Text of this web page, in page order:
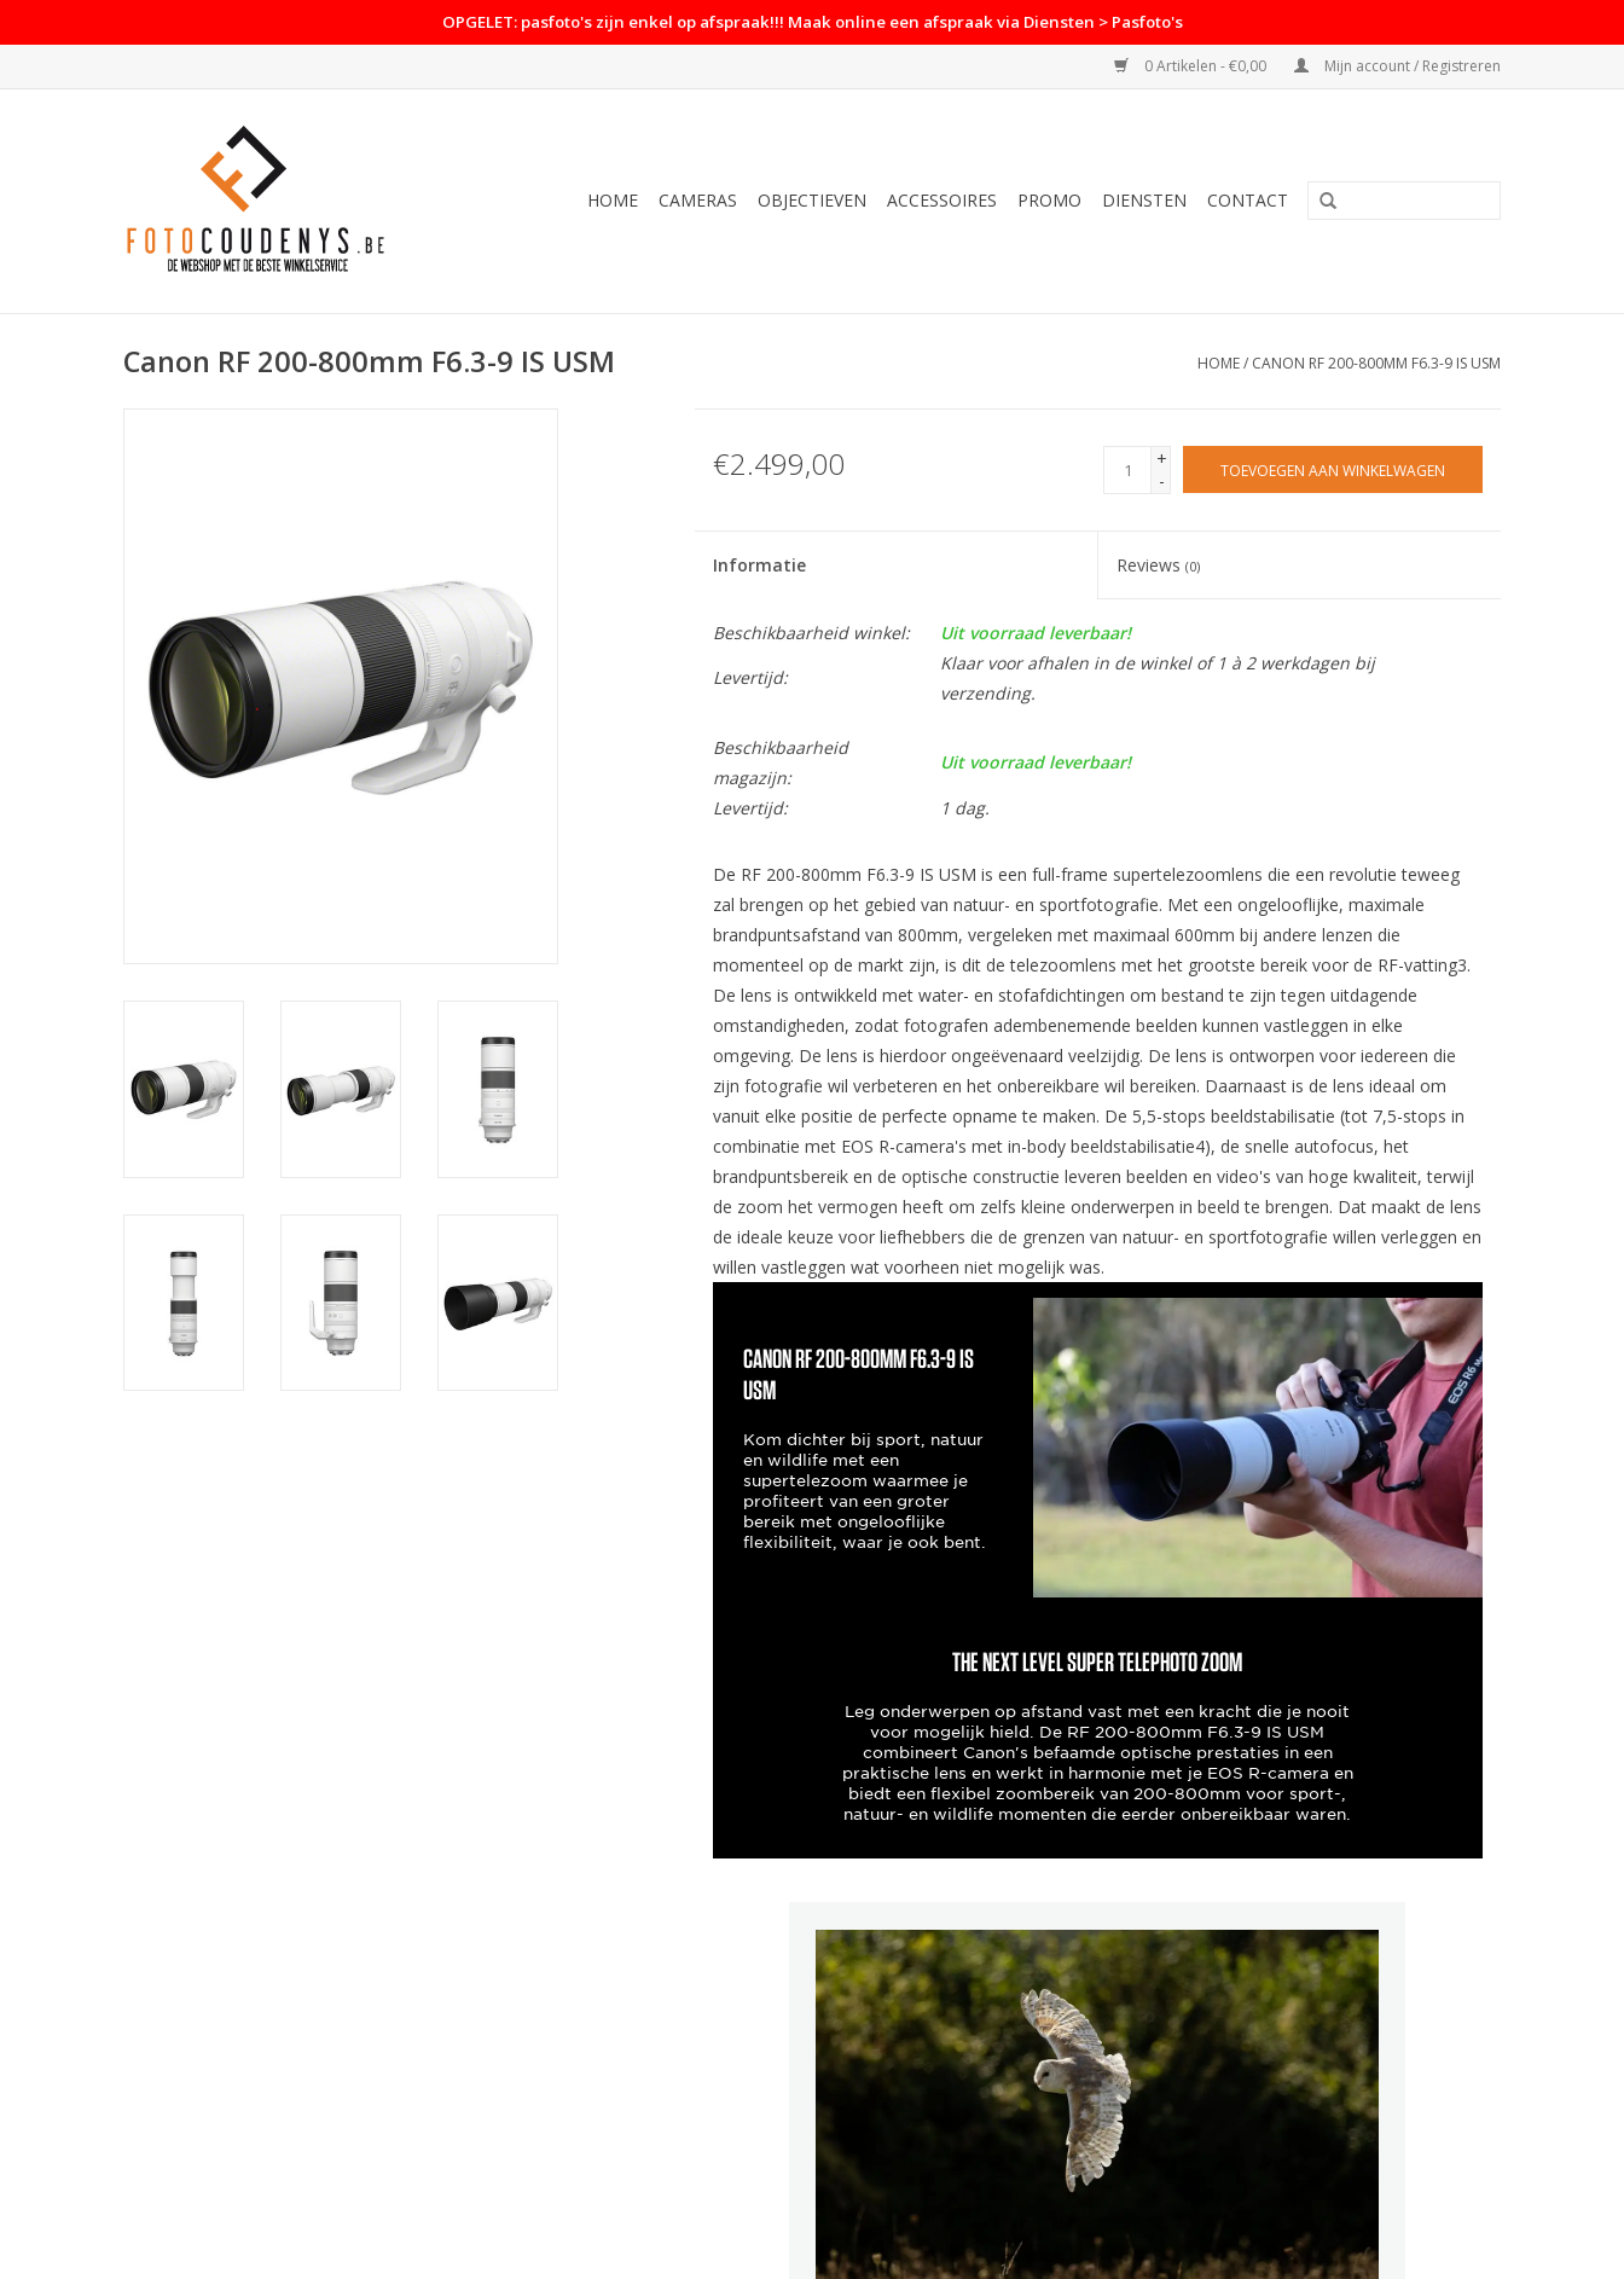
OPGELET: pasfoto's zijn enkel op afspraak!!! Maak online een afspraak via Diensten > Pasfoto's
0 Artikelen - €0,00 Mijn account / Registreren
HOME CAMERAS OBJECTIEVEN ACCESSOIRES PROMO DIENSTEN CONTACT
Canon RF 200-800mm F6.3-9 IS USM HOME/ CANON RF 200-800MM F6.3-9 IS USM
€2.499,00
+
-
TOEVOEGEN AAN WINKELWAGEN
Informatie Reviews(0)
Beschikbaarheid winkel:
Uit voorraad leverbaar!
Levertijd:
Klaar voor afhalen in de winkel of 1 à 2 werkdagen bij
verzending.
Beschikbaarheid
magazijn:
Uit voorraad leverbaar!
Levertijd:
1 dag.
De RF 200-800mm F6.3-9 IS USM is een full-frame supertelezoomlens die een revolutie teweeg
zal brengen op het gebied van natuur- en sportfotografie. Met een ongelooflijke, maximale
brandpuntsafstand van 800mm, vergeleken met maximaal 600mm bij andere lenzen die
momenteel op de markt zijn, is dit de telezoomlens met het grootste bereik voor de RF-vatting3.
De lens is ontwikkeld met water- en stofafdichtingen om bestand te zijn tegen uitdagende
omstandigheden, zodat fotografen adembenemende beelden kunnen vastleggen in elke
omgeving. De lens is hierdoor ongeëvenaard veelzijdig. De lens is ontworpen voor iedereen die
zijn fotografie wil verbeteren en het onbereikbare wil bereiken. Daarnaast is de lens ideaal om
vanuit elke positie de perfecte opname te maken. De 5,5-stops beeldstabilisatie (tot 7,5-stops in
combinatie met EOS R-camera's met in-body beeldstabilisatie4), de snelle autofocus, het
brandpuntsbereik en de optische constructie leveren beelden en video's van hoge kwaliteit, terwijl
de zoom het vermogen heeft om zelfs kleine onderwerpen in beeld te brengen. Dat maakt de lens
de ideale keuze voor liefhebbers die de grenzen van natuur- en sportfotografie willen verleggen en
willen vastleggen wat voorheen niet mogelijk was.
Canon RF 200-800mm F6.3-9 IS
USM
Kom dichter bij sport, natuur
en wildlife met een
supertelezoom waarmee je
profiteert van een groter
bereik met ongelooflijke
flexibiliteit, waar je ook bent.
THE NEXT LEVEL SUPER TELEPHOTO ZOOM
Leg onderwerpen op afstand vast met een kracht die je nooit
voor mogelijk hield. De RF 200-800mm F6.3-9 IS USM
combineert Canon's befaamde optische prestaties in een
praktische lens en werkt in harmonie met je EOS R-camera en
biedt een flexibel zoombereik van 200-800mm voor sport-,
natuur- en wildlife momenten die eerder onbereikbaar waren.